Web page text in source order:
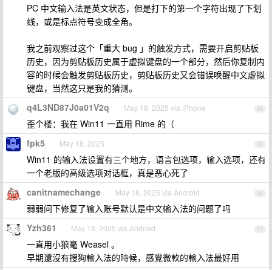
PC 中文输入法是英文状态，但是打下的第一个字符出现了下划
线，或是标点符号变成全角。
我之前观察过这个「重大 bug 」的触发方式，需要开启剪贴板
历史，因为剪贴板历史属于虚拟键盘的一个部分，然后你复制内
容的时候会触发剪贴板历史，剪贴板历史又会错误唤醒中文虚拟
键盘，当然这只是我的猜测。
34
q4L3ND87J0a01V2q May 18, 2025 via iPhone
歪个楼：我在 Win11 一直用 Rime 的（
35
fpk5 May 18, 2025
Win11 的输入法设置有三个地方，语言包选项，输入选项，还有
一个老版的高级选项对话框，真是恶心死了
36
canitnamechange May 18, 2025 via Android
弱弱问下修复了输入账号默认是中文输入法的问题了吗
37
Yzh361 May 18, 2025 via Android
一直用小狼毫 Weasel 。
早期還沒有搜狗輸入法的時候，感覺微軟的輸入法最好用